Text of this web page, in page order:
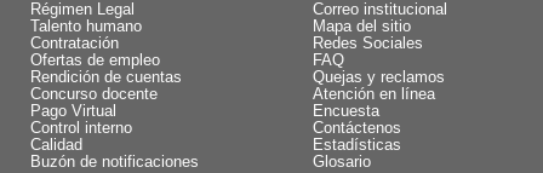
Régimen Legal
Talento humano
Contratación
Ofertas de empleo
Rendición de cuentas
Concurso docente
Pago Virtual
Control interno
Calidad
Buzón de notificaciones
Correo institucional
Mapa del sitio
Redes Sociales
FAQ
Quejas y reclamos
Atención en línea
Encuesta
Contáctenos
Estadísticas
Glosario